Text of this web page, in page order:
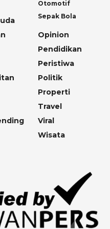
Otomotif
Sepak Bola
Opinion
Pendidikan
Peristiwa
Politik
Properti
Travel
Viral
Wisata